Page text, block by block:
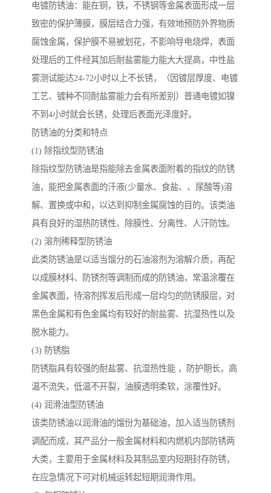
电镀防锈油：能在铜，铁，不锈钢等金属表面形成一层
致密的保护薄膜，膜层结合力强，有效地预防外界物质
腐蚀金属，保护膜不易被划花，不影响导电烧焊，表面
处理后的工件经其加后耐盐雾能力能大大提高，中性盐
雾测试能达24-72小时以上不长锈，（因镀层厚度、电镀
工艺、镀种不同耐盐雾能力会有所差别）普通电镀如镍
不到4小时就会长锈，处理后表面光泽度好。
防锈油的分类和特点
(1) 除指纹型防锈油
除指纹型防锈油是指能除去金属表面附着的指纹的防锈
油，能把金属表面的汗液(少量水、食盐、、尿酸等)溶
解、置换或中和，以达到抑制金属腐蚀的目的。该类油
具有良好的湿热防锈性、除膜性、分离性、人汗防蚀。
(2) 溶剂稀释型防锈油
此类防锈油是以适当馏分的石油溶剂为溶解介质，再配
以成膜材料、防锈剂等调制而成的防锈油，常温涂覆在
金属表面，待溶剂挥发后形成一层均匀的防锈膜层，对
黑色金属和有色金属均有较好的耐盐雾、抗湿热性以及
脱水能力。
(3) 防锈脂
防锈脂具有较强的耐盐雾、抗湿热性能 ，防护期长，高
温不流失，低温不开裂，油膜透明柔软，涂覆性好。
(4) 润滑油型防锈油
该类防锈油以润滑油的馏份为基础油，加入适当防锈剂
调配而成，其产品分一般金属材料和内燃机内部防锈两
大类，主要用于金属材料及其制品室内短期封存防锈，
在应急情况下可对机械运转起短期润滑作用。